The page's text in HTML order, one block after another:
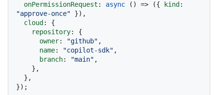
onPermissionRequest : async () => ({ kind
"approve-once" }),
cloud : {
repository: {
owner: "github" ,
name: "copilot-sdk" ,
branch: "main" ,